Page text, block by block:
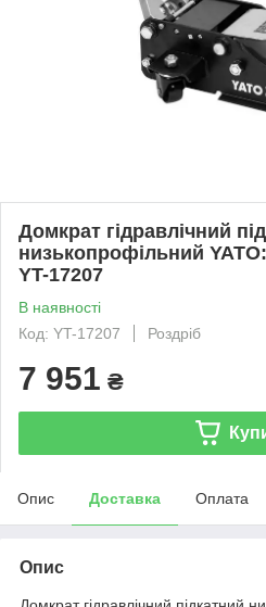
Домкрат гідравлічний
низькопрофільний
YT-17207
В наявності
Код: YT-17207
Роздріб
7 951 ₴
Опис Доставка Оплата
Опис